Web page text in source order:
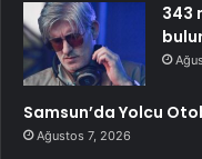
343
Samsun’da Yolcu
Ağustos 7, 2026